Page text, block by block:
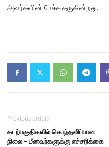
அவர்களின் பேச்சு தருகின்றது.
Previous article
கடற்பகுதிகளில் கொந்தளிப்பான
நிலை – மீனவர்களுக்கு எச்சரிக்கை